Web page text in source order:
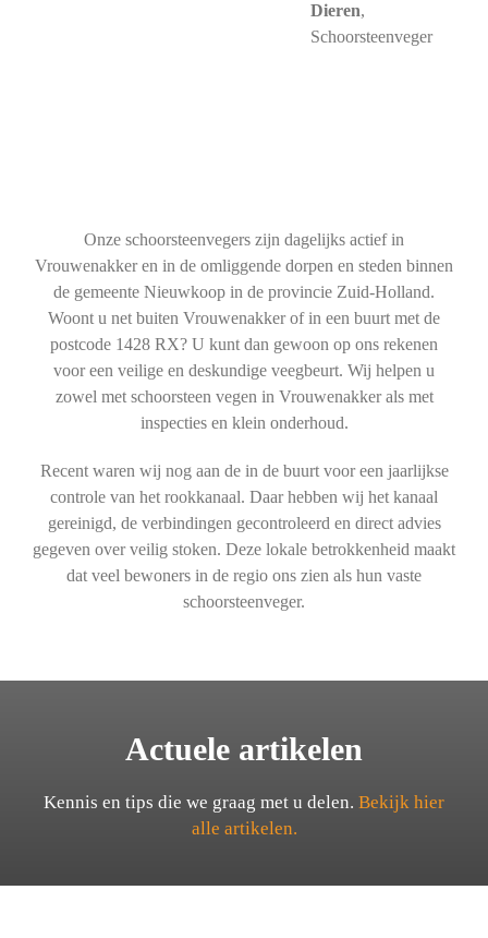
Dieren,
Schoorsteenveger
Onze schoorsteenvegers zijn dagelijks actief in
Vrouwenakker en in de omliggende dorpen en steden binnen
de gemeente Nieuwkoop in de provincie Zuid-Holland.
Woont u net buiten Vrouwenakker of in een buurt met de
postcode 1428 RX? U kunt dan gewoon op ons rekenen
voor een veilige en deskundige veegbeurt. Wij helpen u
zowel met schoorsteen vegen in Vrouwenakker als met
inspecties en klein onderhoud.
Recent waren wij nog aan de in de buurt voor een jaarlijkse
controle van het rookkanaal. Daar hebben wij het kanaal
gereinigd, de verbindingen gecontroleerd en direct advies
gegeven over veilig stoken. Deze lokale betrokkenheid maakt
dat veel bewoners in de regio ons zien als hun vaste
schoorsteenveger.
Actuele artikelen
Kennis en tips die we graag met u delen. Bekijk hier
alle artikelen.